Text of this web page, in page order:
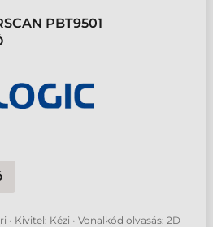
PBT9501
• Kivitel: Kézi • Vonalkód olvasás: 2D